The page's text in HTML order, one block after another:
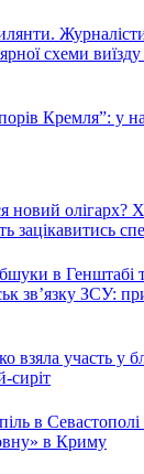
Журналісти-
схеми виїзду
Кремля”: у
новий
зацікавитись
в Генштабі
зв’язку ЗСУ:
взяла участь у
сиріт
в
в Криму